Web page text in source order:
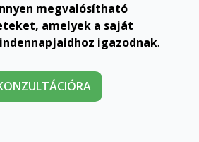
megvalósítható
amelyek a saját
igazodnak.